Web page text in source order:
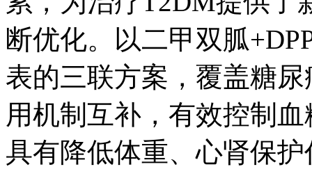
断优化。以二甲双胍
表的三联方案，覆盖糖
用机制互补，有效控制血
具有降低体重、心肾保护